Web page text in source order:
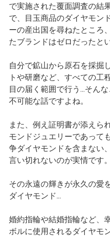
で実施された覆面調査の結
で、目玉商品のダイヤモン
ーの産出国を尋ねたところ
たブランドはゼロだったと
自分で鉱山から原石を採掘
トや研磨など、すべての工
目の届く範囲で行う...そん
不可能な話ですよね。
また、例え証明書が添えら
モンドジュエリーであって
争ダイヤモンドを含まない
言い切れないのが実情です。
その永遠の輝きが永久の愛
ダイヤモンド...
婚約指輪や結婚指輪など、
ボルに使用されるダイヤモ